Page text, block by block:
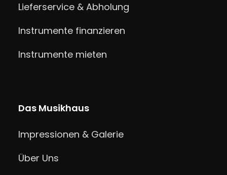
Lieferservice & Abholung
Instrumente finanzieren
Instrumente mieten
Das Musikhaus
Impressionen & Galerie
Über Uns